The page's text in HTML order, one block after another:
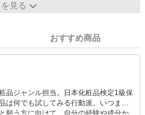
見る
おすすめ商品
品ジャンル担当。日本化粧品検定1級保
は何でも試してみる行動派。いつまで
願う方に向けて、自分の経験や成分か